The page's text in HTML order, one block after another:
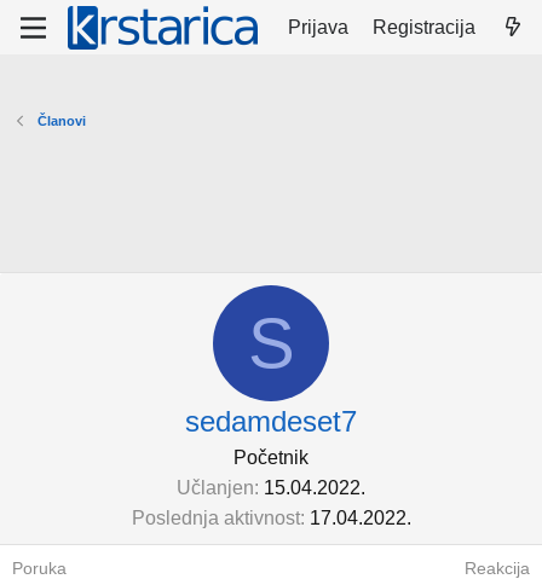
Prijava Registracija
Članovi
S
sedamdeset7
Početnik
Učlanjen 15.04.2022.
Poslednja aktivnost 17.04.2022.
Poruka Reakcija